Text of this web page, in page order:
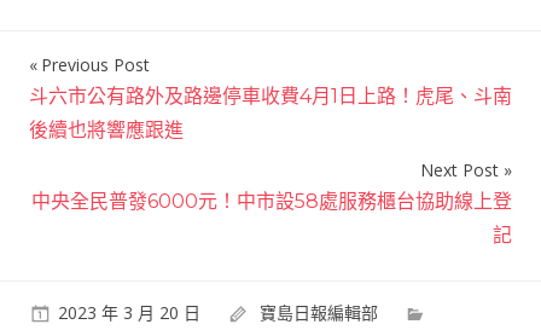
文
章
覽
Previous Post
斗六市公有路外及路邊停車收費4月1日上路！虎尾、斗南
後續也將響應跟進
Next Post
中央全民普發6000元！中市設58處服務櫃台協助線上登
記
2023 年 3 月 20 日
寶島日報編輯部